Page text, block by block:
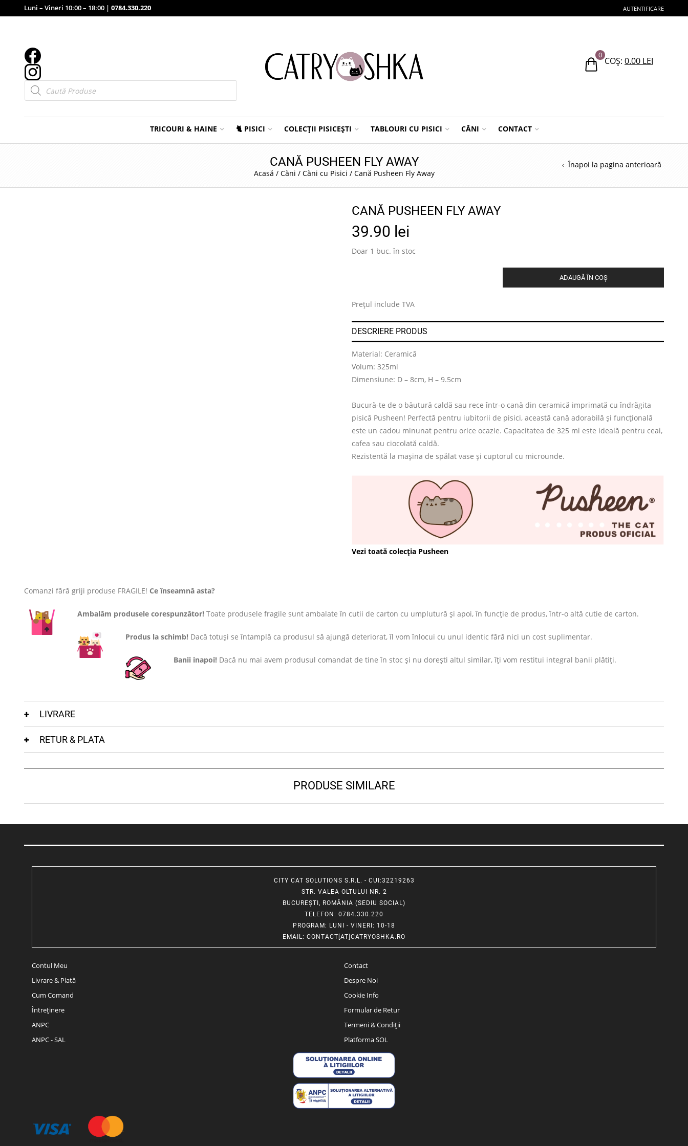
Luni – Vineri 10:00 – 18:00 | 0784.330.220 AUTENTIFICARE
Products
search
0
COȘ: 0.00 LEI
TRICOURI & HAINE 🐈 PISICI COLECȚII PISICEȘTI TABLOURI CU PISICI CĂNI CONTACT
CANĂ PUSHEEN FLY AWAY
Acasă / Căni / Căni cu Pisici / Cană Pusheen Fly Away
Înapoi la pagina anterioară
CANĂ PUSHEEN FLY AWAY
39.90 lei
Doar 1 buc. în stoc
ADAUGĂ ÎN COȘ
Prețul include TVA
DESCRIERE PRODUS
Material: Ceramică
Volum: 325ml
Dimensiune: D – 8cm, H – 9.5cm
Bucură-te de o băutură caldă sau rece într-o cană din ceramică imprimată cu îndrăgita
pisică Pusheen! Perfectă pentru iubitorii de pisici, această cană adorabilă și funcțională
este un cadou minunat pentru orice ocazie. Capacitatea de 325 ml este ideală pentru ceai,
cafea sau ciocolată caldă.
Rezistentă la mașina de spălat vase și cuptorul cu microunde.
Vezi toată colecția Pusheen
Comanzi fără griji produse FRAGILE! Ce înseamnă asta?
Ambalăm produsele corespunzător! Toate produsele fragile sunt ambalate în cutii de carton cu umplutură și apoi, în funcție de produs, într-o altă cutie de carton.
Produs la schimb! Dacă totuși se întamplă ca produsul să ajungă deteriorat, îl vom înlocui cu unul identic fără nici un cost suplimentar.
Banii inapoi! Dacă nu mai avem produsul comandat de tine în stoc și nu dorești altul similar, îți vom restitui integral banii plătiți.
LIVRARE
RETUR & PLATA
PRODUSE SIMILARE
CITY CAT SOLUTIONS S.R.L. - CUI:32219263
STR. VALEA OLTULUI NR. 2
BUCUREȘTI, ROMÂNIA (SEDIU SOCIAL)
TELEFON : 0784.330.220
PROGRAM: LUNI - VINERI: 10-18
EMAIL: CONTACT[AT]CATRYOSHKA.RO
Contul Meu
Livrare & Plată
Cum Comand
Întreținere
ANPC
ANPC - SAL
Contact
Despre Noi
Cookie Info
Formular de Retur
Termeni & Condiții
Platforma SOL